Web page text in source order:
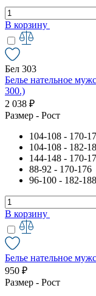
В корзину
Бел 303
Белье нательное
300.)
2 038 ₽
Размер - Рост
104-108 - 170-
104-108 - 182-
144-148 - 170-
88-92 - 170-176
96-100 - 182-188
В корзину
Белье нательное
950 ₽
Размер - Рост